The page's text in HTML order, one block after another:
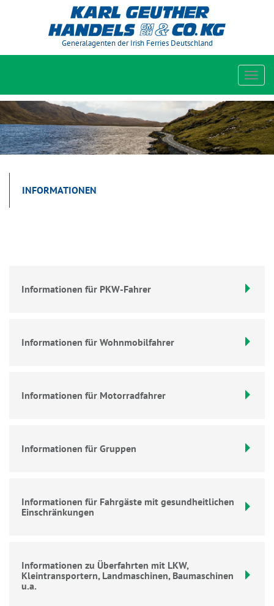
Generalagenten der Irish Ferries Deutschland
INFORMATIONEN
Informationen für PKW-Fahrer
Informationen für Wohnmobilfahrer
Informationen für Motorradfahrer
Informationen für Gruppen
Informationen für Fahrgäste mit gesundheitlichen
Einschränkungen
Informationen zu Überfahrten mit LKW,
Kleintransportern, Landmaschinen, Baumaschinen
u.a.